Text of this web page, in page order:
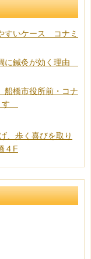
すいケース コナミ
に鍼灸が効く理由
橋市役所前・コナ
す
、歩く喜びを取り
４F